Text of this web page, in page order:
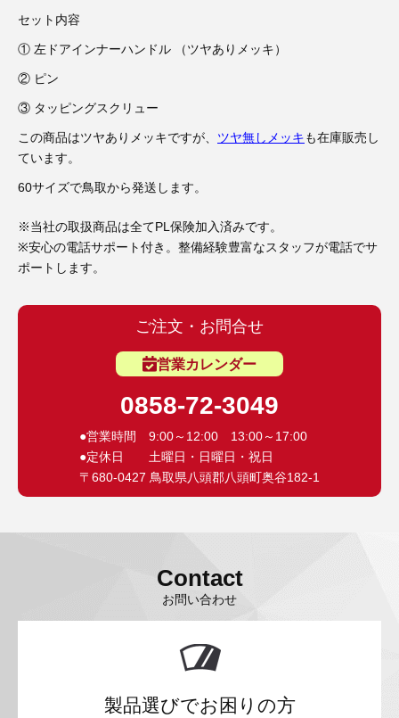
セット内容
① 左ドアインナーハンドル （ツヤありメッキ）
② ピン
③ タッピングスクリュー
この商品はツヤありメッキですが、 ツヤ無しメッキも在庫販売し
ています。
60サイズで鳥取から発送します。
※当社の取扱商品は全てPL保険加入済みです。
※安心の電話サポート付き。整備経験豊富なスタッフが電話でサ
ポートします。
ご注文・お問合せ
営業カレンダー
0858-72-3049
●営業時間 9:00～12:00 13:00～17:00
●定休日 土曜日・日曜日・祝日
〒680-0427 鳥取県八頭郡八頭町奥谷182-1
Contact
お問い合わせ
製品選びでお困りの方